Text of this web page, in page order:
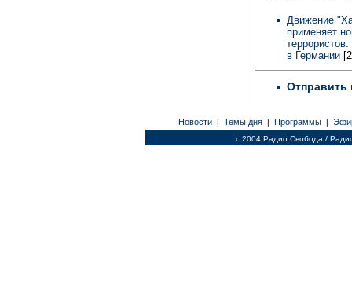
Движение
применяет
в Германии
Отправить
Новости | Темы дня | Программы |
c 2004 Радио Свобода /